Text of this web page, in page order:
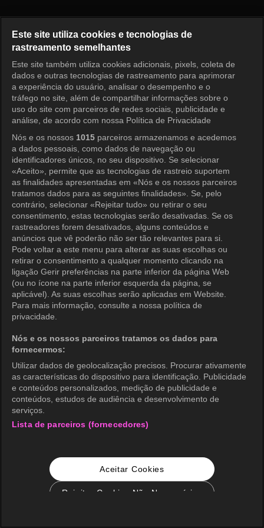
Entrar
Este site utiliza cookies e tecnologias de
rastreamento semelhantes
Este site também utiliza cookies adicionais, pixels, coleta de
dados e outras tecnologias de rastreamento para aprimorar
a experiência do usuário, analisar o desempenho e o
tráfego no site, além de compartilhar informações sobre o
uso do site com parceiros de redes sociais, publicidade e
análise, de acordo com nossa Política de Privacidade
Nós e os nossos 1015 parceiros armazenamos e acedemos
a dados pessoais, como dados de navegação ou
identificadores únicos, no seu dispositivo. Se selecionar
«Aceito», permite que as tecnologias de rastreio suportem
as finalidades apresentadas em «Nós e os nossos parceiros
tratamos dados para as seguintes finalidades». Se, pelo
contrário, selecionar «Rejeitar tudo» ou retirar o seu
consentimento, estas tecnologias serão desativadas. Se os
rastreadores forem desativados, alguns conteúdos e
anúncios que vê poderão não ser tão relevantes para si.
Pode voltar a este menu para alterar as suas escolhas ou
retirar o consentimento a qualquer momento clicando na
ligação Gerir preferências na parte inferior da página Web
(ou no ícone na parte inferior esquerda da página, se
aplicável). As suas escolhas serão aplicadas em Website.
Para mais informação, consulte a nossa política de
privacidade.
Nós e os nossos parceiros tratamos os dados para
fornecermos:
Utilizar dados de geolocalização precisos. Procurar ativamente
as características do dispositivo para identificação. Publicidade
e conteúdos personalizados, medição de publicidade e
conteúdos, estudos de audiência e desenvolvimento de
serviços.
Lista de parceiros (fornecedores)
Aceitar Cookies
Rejeitar Cookies Não Necessários